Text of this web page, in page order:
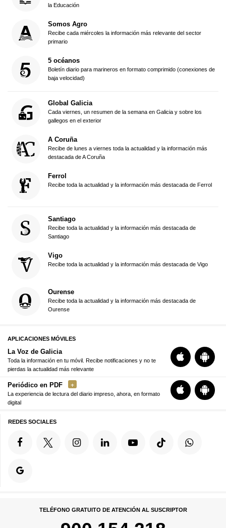
la Educación
Somos Agro
Recibe cada miércoles la información más relevante del sector
primario
5 océanos
Boletín diario para marineros en formato comprimido (conexiones de
baja velocidad)
Global Galicia
Cada viernes, un resumen de la semana en Galicia y sobre los
gallegos en el exterior
A Coruña
Recibe de lunes a viernes toda la actualidad y la información más
destacada de A Coruña
Ferrol
Recibe toda la actualidad y la información más destacada de Ferrol
Santiago
Recibe toda la actualidad y la información más destacada de
Santiago
Vigo
Recibe toda la actualidad y la información más destacada de Vigo
Ourense
Recibe toda la actualidad y la información más destacada de
Ourense
APLICACIONES MÓVILES
La Voz de Galicia
Toda la información en tu móvil. Recibe notificaciones y no te
pierdas la actualidad más relevante
Periódico en PDF
La experiencia de lectura del diario impreso, ahora, en formato
digital
REDES SOCIALES
TELÉFONO GRATUITO DE ATENCIÓN AL SUSCRIPTOR